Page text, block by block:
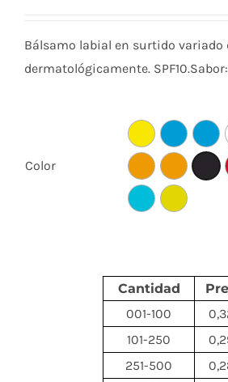
Bálsamo labial en surtido variado
dermatológicamente.
Color
Cantidad
001-100
101-250
251-500